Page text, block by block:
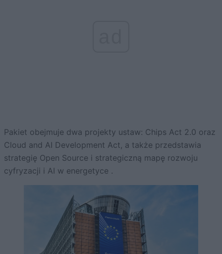
Pakiet obejmuje dwa projekty ustaw: Chips Act 2.0 oraz
Cloud and AI Development Act, a także przedstawia
strategię Open Source i strategiczną mapę rozwoju
cyfryzacji i AI w energetyce .